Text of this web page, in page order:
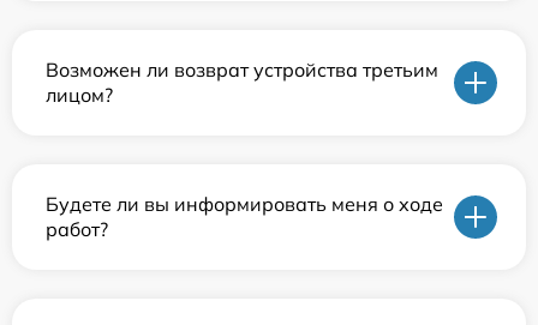
Возможен ли возврат устройства третьим
лицом?
Будете ли вы информировать меня о ходе
работ?